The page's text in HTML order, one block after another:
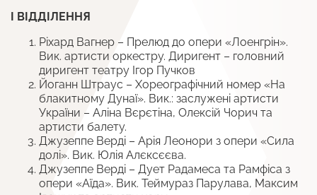
І ВІДДІЛЕННЯ
Ріхард Вагнер – Прелюд до опери «Лоенгрін».
Вик. артисти оркестру. Диригент – головний
диригент театру Ігор Пучков
Йоганн Штраус – Хореографічний номер «На
блакитному Дунаї». Вик.: заслужені артисти
України – Аліна Вєрєтіна, Олексій Чорич та
артисти балету.
Джузеппе Верді – Арія Леонори з опери «Сила
долі». Вик. Юлія Алєксєєва.
Джузеппе Верді – Дует Радамеса та Рамфіса з
опери «Аїда». Вик. Теймураз Парулава, Максим